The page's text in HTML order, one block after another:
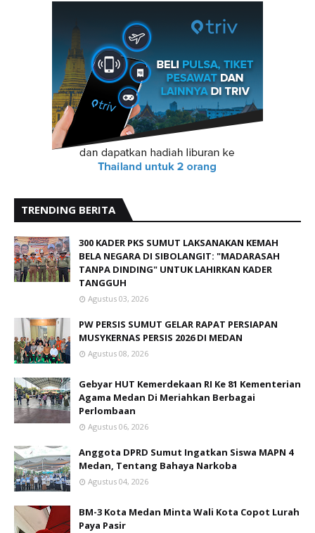
TRENDING BERITA
300 KADER PKS SUMUT LAKSANAKAN KEMAH
BELA NEGARA DI SIBOLANGIT: "MADARASAH
TANPA DINDING" UNTUK LAHIRKAN KADER
TANGGUH
Agustus 03, 2026
PW PERSIS SUMUT GELAR RAPAT PERSIAPAN
MUSYKERNAS PERSIS 2026 DI MEDAN
Agustus 08, 2026
Gebyar HUT Kemerdekaan RI Ke 81 Kementerian
Agama Medan Di Meriahkan Berbagai
Perlombaan
Agustus 06, 2026
Anggota DPRD Sumut Ingatkan Siswa MAPN 4
Medan, Tentang Bahaya Narkoba
Agustus 04, 2026
BM-3 Kota Medan Minta Wali Kota Copot Lurah
Paya Pasir